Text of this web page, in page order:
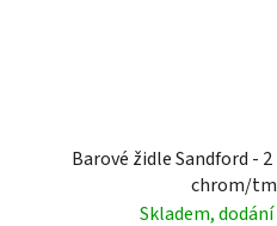
Barové židle Sandford -
chrom/
Skladem, dodání